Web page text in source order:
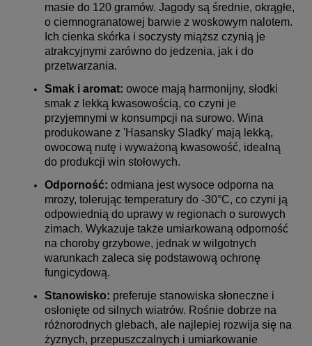
masie do 120 gramów. Jagody są średnie, okrągłe,
o ciemnogranatowej barwie z woskowym nalotem.
Ich cienka skórka i soczysty miąższ czynią je
atrakcyjnymi zarówno do jedzenia, jak i do
przetwarzania.
Smak i aromat: owoce mają harmonijny, słodki
smak z lekką kwasowością, co czyni je
przyjemnymi w konsumpcji na surowo. Wina
produkowane z 'Hasansky Sladky' mają lekką,
owocową nutę i wyważoną kwasowość, idealną
do produkcji win stołowych.
Odporność: odmiana jest wysoce odporna na
mrozy, tolerując temperatury do -30°C, co czyni ją
odpowiednią do uprawy w regionach o surowych
zimach. Wykazuje także umiarkowaną odporność
na choroby grzybowe, jednak w wilgotnych
warunkach zaleca się podstawową ochronę
fungicydową.
Stanowisko: preferuje stanowiska słoneczne i
osłonięte od silnych wiatrów. Rośnie dobrze na
różnorodnych glebach, ale najlepiej rozwija się na
żyznych, przepuszczalnych i umiarkowanie